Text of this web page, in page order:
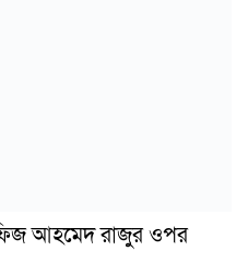
আহমেদ রাজুর ওপর